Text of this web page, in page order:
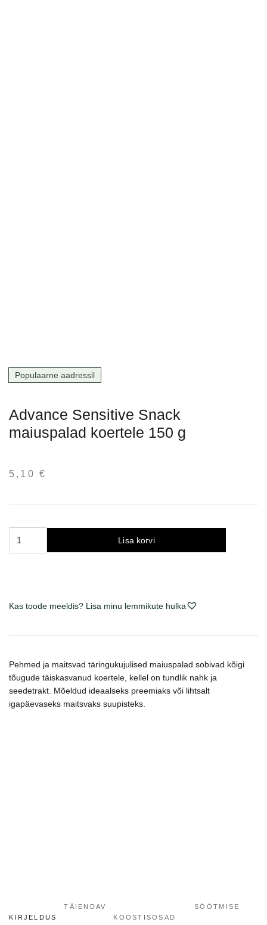
Populaarne aadressil
Advance Sensitive Snack
maiuspalad koertele 150 g
5,10 €
150
Lisa korvi
Kas toode meeldis? Lisa minu lemmikute hulka
Pehmed ja maitsvad täringukujulised maiuspalad sobivad kõigi
tõugude täiskasvanud koertele, kellel on tundlik nahk ja
seedetrakt. Mõeldud ideaalseks preemiaks või lihtsalt
igapäevaseks maitsvaks suupisteks.
KIRJELDUS
TÄIENDAV
KOOSTISOSAD
SÖÖTMISE